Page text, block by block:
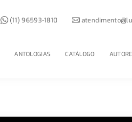
ANTOLOGIAS CATÁLOGO
(11) 96593-1810